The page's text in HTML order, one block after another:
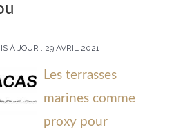
À JOUR : 29 AVRIL 2021
Les terrasses
marines comme
proxy pour